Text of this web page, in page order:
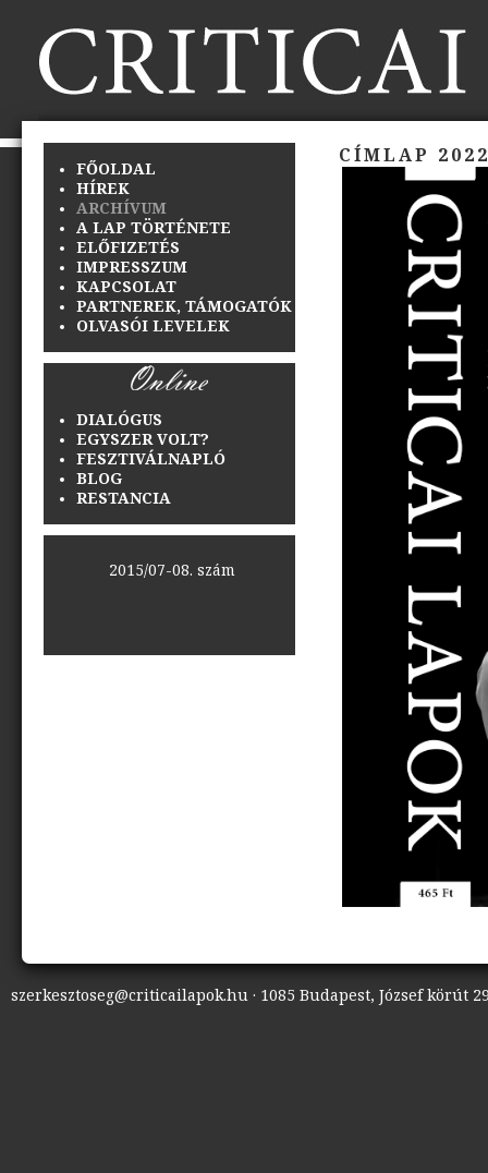
FŐOLDAL
HÍREK
ARCHÍVUM
A LAP TÖRTÉNETE
ELŐFIZETÉS
IMPRESSZUM
KAPCSOLAT
PARTNEREK, TÁMOGATÓK
OLVASÓI LEVELEK
DIALÓGUS
EGYSZER VOLT?
FESZTIVÁLNAPLÓ
BLOG
RESTANCIA
2015/07-08. szám>>
CÍMLAP
szerkesztoseg@criticailapok.hu · 1085 Budapest, József körút